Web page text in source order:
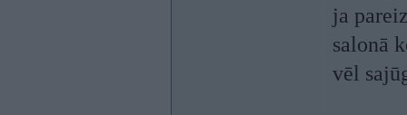
ja
salonā
vēl